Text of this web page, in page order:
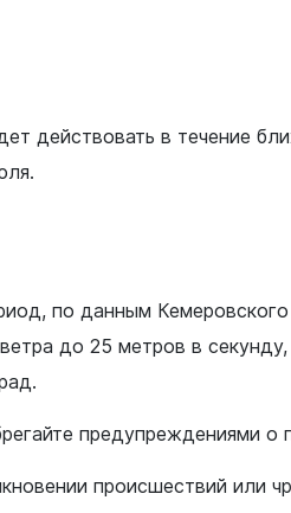
действовать в течение
по данным
до 25 метров в
предупреждениями о
происшествий или